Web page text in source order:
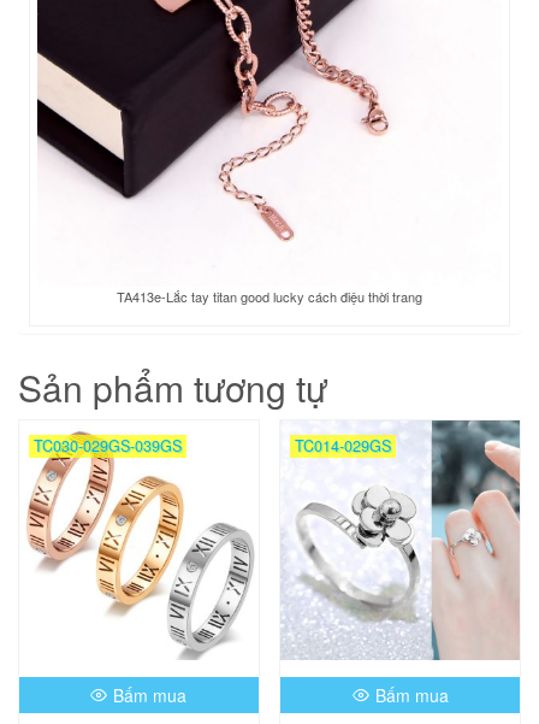
TA413e-Lắc tay titan good lucky cách điệu thời trang
Sản phẩm tương tự
TC030-029GS-039GS
Bấm mua
TC014-029GS
Bấm mua